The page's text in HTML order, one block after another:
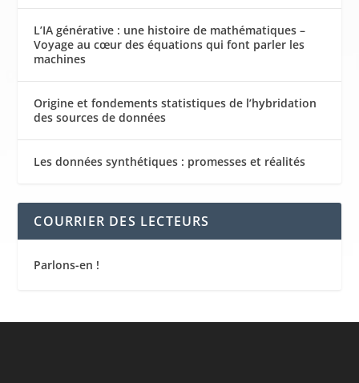
L’IA générative : une histoire de mathématiques –
Voyage au cœur des équations qui font parler les
machines
Origine et fondements statistiques de l’hybridation
des sources de données
Les données synthétiques : promesses et réalités
COURRIER DES LECTEURS
Parlons-en !